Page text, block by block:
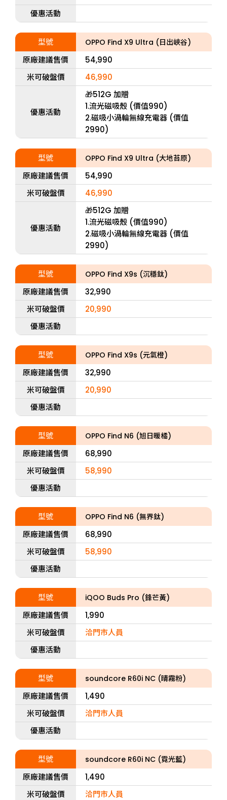
優惠活動
型號 OPPO Find X9 Ultra (日出峽谷)
原廠建議售價
54,990
米可破盤價
46,990
優惠活動
🎁512G 加贈
1.流光磁吸殼 (價值990)
2.磁吸小渦輪無線充電器 (價值
2990)
型號 OPPO Find X9 Ultra (大地苔原)
原廠建議售價
54,990
米可破盤價
46,990
優惠活動
🎁512G 加贈
1.流光磁吸殼 (價值990)
2.磁吸小渦輪無線充電器 (價值
2990)
型號 OPPO Find X9s (沉穩鈦)
原廠建議售價
32,990
米可破盤價
20,990
優惠活動
型號 OPPO Find X9s (元氣橙)
原廠建議售價
32,990
米可破盤價
20,990
優惠活動
型號 OPPO Find N6 (旭日暖橘)
原廠建議售價
68,990
米可破盤價
58,990
優惠活動
型號 OPPO Find N6 (無界鈦)
原廠建議售價
68,990
米可破盤價
58,990
優惠活動
型號 iQOO Buds Pro (鋒芒黃)
原廠建議售價
1,990
米可破盤價
洽門市人員
優惠活動
型號 soundcore R60i NC (晴霧粉)
原廠建議售價
1,490
米可破盤價
洽門市人員
優惠活動
型號 soundcore R60i NC (霓光藍)
原廠建議售價
1,490
米可破盤價
洽門市人員